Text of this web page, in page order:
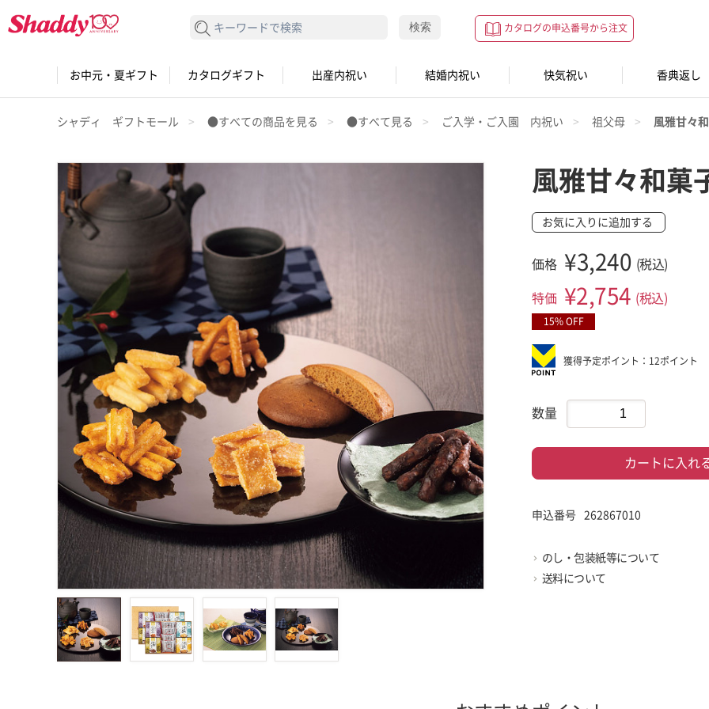
カタログの申込番号から注文
検索する 検索
お中元・夏ギフト カタログギフト 出産内祝い 結婚内祝い 快気祝い 香典返し
シャディ ギフトモール ●すべての商品を見る ●すべて見る ご入学・ご入園 内祝い 祖父母 風雅甘々
風雅甘々和菓
お気に入りに追加する
価格 ¥3,240 (税込)
特価 ¥2,754 (税込)
15% OFF
獲得予定ポイント：12ポイント
数量
カートに入れ
申込番号 262867010
のし・包装紙等について
送料について